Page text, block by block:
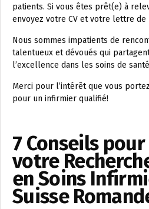
patients. Si vous êtes prêt(e) à
envoyez votre CV et votre lettre de
Nous sommes impatients de
talentueux et dévoués qui
l’excellence dans les soins de
Merci pour l’intérêt que vous
pour un infirmier qualifié!
7 Conseils
votre
en Soins
Suisse